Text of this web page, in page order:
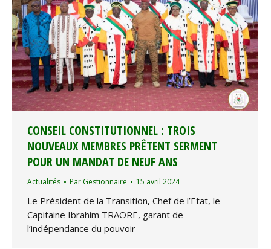
CONSEIL CONSTITUTIONNEL : TROIS
NOUVEAUX MEMBRES PRÊTENT SERMENT
POUR UN MANDAT DE NEUF ANS
Actualités Par Gestionnaire 15 avril 2024
Le Président de la Transition, Chef de l’Etat, le
Capitaine Ibrahim TRAORE, garant de
l’indépendance du pouvoir